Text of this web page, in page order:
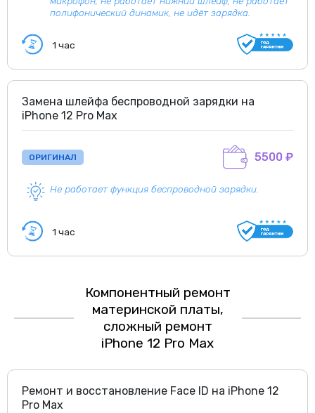
полифонический динамик, не идёт зарядка.
1 час
Замена шлейфа беспроводной зарядки на
iPhone 12 Pro Max
5500 ₽
ОРИГИНАЛ
Не работает функция беспроводной зарядки.
1 час
Компонентный ремонт
материнской платы,
сложный ремонт
iPhone 12 Pro Max
Ремонт и восстановление Face ID на iPhone 12
Pro Max